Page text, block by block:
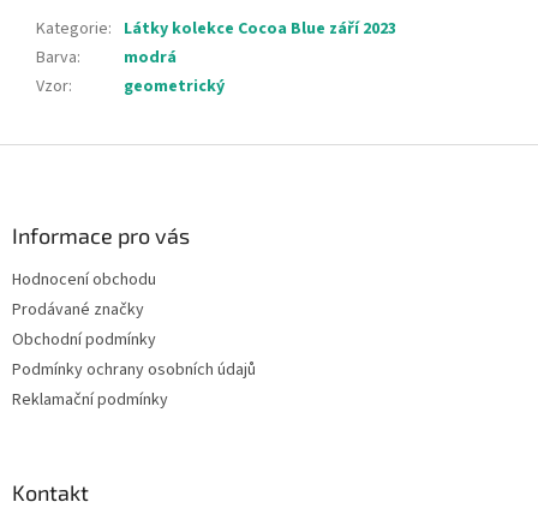
Kategorie: Látky kolekce Cocoa Blue září 2023
Barva:
modrá
Vzor: geometrický
Informace pro vás
Hodnocení obchodu
Prodávané značky
Obchodní podmínky
Podmínky ochrany osobních údajů
Reklamační podmínky
Kontakt